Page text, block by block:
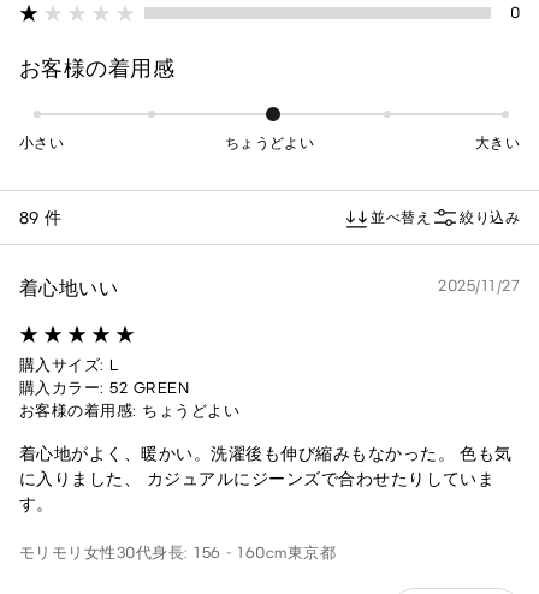
0
お客様の着用感
小さい ちょうどよい 大きい
89 件 並べ替え 絞り込み
着心地いい 2025/11/27
購入サイズ: L
購入カラー: 52 GREEN
お客様の着用感: ちょうどよい
着心地がよく、暖かい。洗濯後も伸び縮みもなかった。 色も気
に入りました、 カジュアルにジーンズで合わせたりしていま
す。
モリモリ 女性30代身長: 156 - 160cm東京都